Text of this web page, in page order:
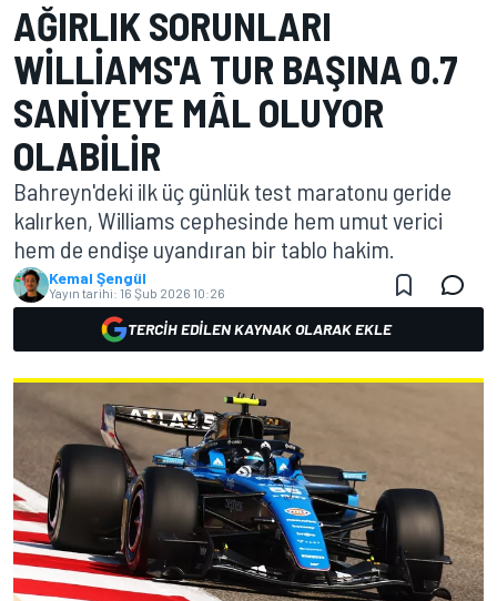
AĞIRLIK SORUNLARI
WILLIAMS'A TUR BAŞINA 0.7
SANIYEYE MÂL OLUYOR
OLABILIR
Bahreyn'deki ilk üç günlük test maratonu geride
kalırken, Williams cephesinde hem umut verici
hem de endişe uyandıran bir tablo hakim.
Kemal Şengül
Yayın tarihi: 16 Şub 2026 10:26
TERCIH EDILEN KAYNAK OLARAK EKLE